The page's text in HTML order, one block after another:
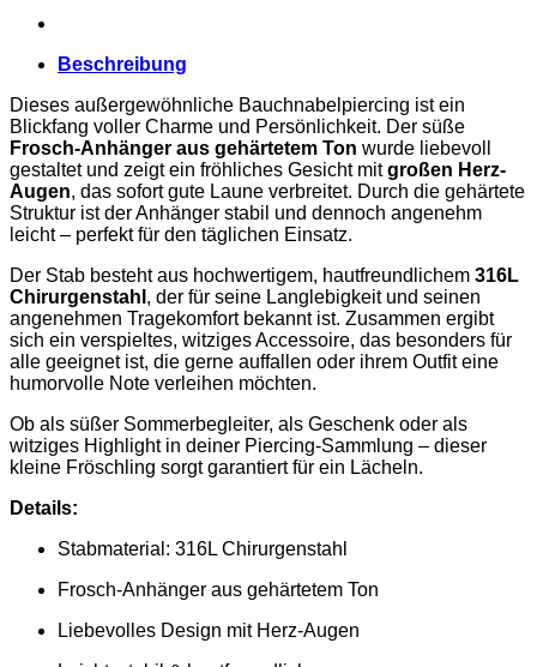
Beschreibung
Dieses außergewöhnliche Bauchnabelpiercing ist ein
Blickfang voller Charme und Persönlichkeit. Der süße
Frosch-Anhänger aus gehärtetem Ton wurde liebevoll
gestaltet und zeigt ein fröhliches Gesicht mitgroßen Herz-
Augen, das sofort gute Laune verbreitet. Durch die gehärtete
Struktur ist der Anhänger stabil und dennoch angenehm
leicht – perfekt für den täglichen Einsatz.
Der Stab besteht aus hochwertigem, hautfreundlichem 316L
Chirurgenstahl , der für seine Langlebigkeit und seinen
angenehmen Tragekomfort bekannt ist. Zusammen ergibt
sich ein verspieltes, witziges Accessoire, das besonders für
alle geeignet ist, die gerne auffallen oder ihrem Outfit eine
humorvolle Note verleihen möchten.
Ob als süßer Sommerbegleiter, als Geschenk oder als
witziges Highlight in deiner Piercing-Sammlung – dieser
kleine Fröschling sorgt garantiert für ein Lächeln.
Details:
Stabmaterial: 316L Chirurgenstahl
Frosch-Anhänger aus gehärtetem Ton
Liebevolles Design mit Herz-Augen